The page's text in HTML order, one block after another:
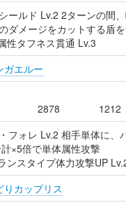
ールド Lv.2 2ターンの間
ダメージをカットする盾
性タフネス貫通 Lv.3
ガエルー
2878 1212
フォレ Lv.2 相手単体に、
×5倍で単体属性攻撃
ンスタイプ体力攻撃UP
りカップリス